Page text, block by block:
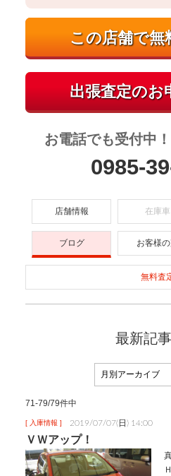
お電話でも受付中！
0985-
店舗情報 在庫車
ブログ お客様
無料査
最新記
71-79/79件中
[ 入庫情報 ] 2019/07/07(日) 14:00
ＶＷアップ！